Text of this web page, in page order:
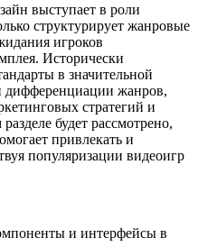
выступает в роли
структурирует жанровые
игроков
Исторически
в значительной
дифференциации жанров,
стратегий и
будет рассмотрено,
привлекать и
популяризации видеоигр
и интерфейсы в